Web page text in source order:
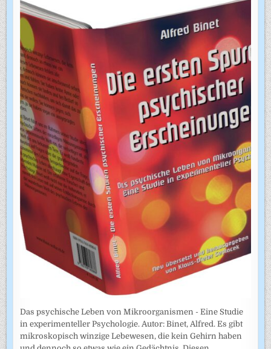
Das psychische Leben von Mikroorganismen - Eine Studie
in experimenteller Psychologie. Autor: Binet, Alfred. Es gibt
mikroskopisch winzige Lebewesen, die kein Gehirn haben